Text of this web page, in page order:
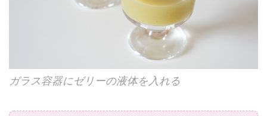
ガラス容器にゼリーの液体を入れる